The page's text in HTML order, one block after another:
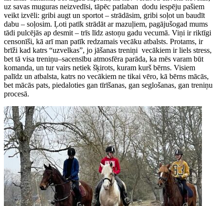
uz savas muguras neizvedīsi, tāpēc patlaban dodu iespēju pašiem
veikt izvēli: gribi augt un sportot – strādāsim, gribi soļot un baudīt
dabu – soļosim. Ļoti patīk strādāt ar mazuļiem, pagājušogad mums
tādi pulcējās ap desmit – trīs līdz astoņu gadu vecumā. Viņi ir riktīgi
censonīši, kā arī man patīk redzamais vecāku atbalsts. Protams, ir
brīži kad katrs “uzvelkas”, jo jāšanas treniņi vecākiem ir liels stress,
bet tā visa treniņu–sacensību atmosfēra parāda, ka mēs varam būt
komanda, un tur vairs netiek šķirots, kuram kurš bērns. Visiem
palīdz un atbalsta, katrs no vecākiem ne tikai vēro, kā bērns mācās,
bet mācās pats, piedaloties gan tīrīšanas, gan seglošanas, gan treniņu
procesā.